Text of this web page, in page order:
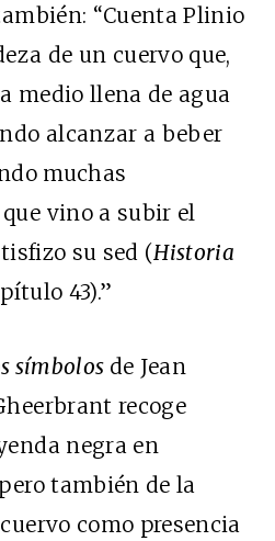
“Cuenta Plinio
de un cuervo que,
medio llena de agua
alcanzar a beber
muchas
vino a subir el
su sed (Historia
43).”
símbolos de Jean
recoge
negra en
también de la
como presencia